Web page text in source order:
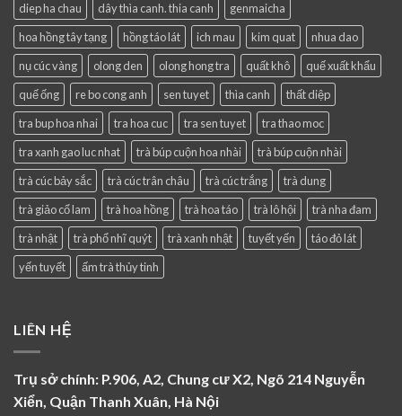
diep ha chau
dây thìa canh. thia canh
genmaicha
hoa hồng tây tạng
hồng táo lát ich mau kim quat
nhua dao
nụ cúc vàng
olong den olong hong tra quất khô
quế xuất khẩu
quế ống
re bo cong anh sen tuyet thìa canh
thất diệp
tra bup hoa nhai
tra hoa cuc tra sen tuyet
tra thao moc
tra xanh gao luc nhat
trà búp cuộn hoa nhài
trà búp cuộn nhài
trà cúc bảy sắc
trà cúc trân châu trà cúc trắng
trà dung
trà giảo cổ lam
trà hoa hồng trà hoa táo trà lô hội
trà nha đam
trà nhật
trà phổ nhĩ quýt trà xanh nhật tuyết yến
táo đỏ lát
yến tuyết
ấm trà thủy tinh
LIÊN HỆ
Trụ sở chính: P.906, A2, Chung cư X2, Ngõ 214 Nguyễn
Xiển, Quận Thanh Xuân, Hà Nội